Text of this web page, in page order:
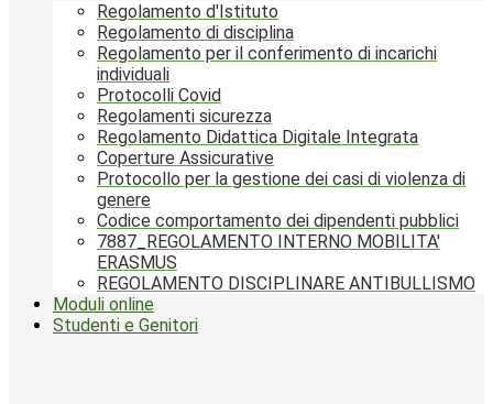
Regolamento d'Istituto
Regolamento di disciplina
Regolamento per il conferimento di incarichi
individuali
Protocolli Covid
Regolamenti sicurezza
Regolamento Didattica Digitale Integrata
Coperture Assicurative
Protocollo per la gestione dei casi di violenza di
genere
Codice comportamento dei dipendenti pubblici
7887_REGOLAMENTO INTERNO MOBILITA'
ERASMUS
REGOLAMENTO DISCIPLINARE ANTIBULLISMO
Moduli online
Studenti e Genitori